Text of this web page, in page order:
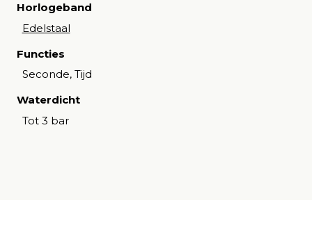
Horlogeband
Edelstaal
Functies
Seconde, Tijd
Waterdicht
Tot 3 bar